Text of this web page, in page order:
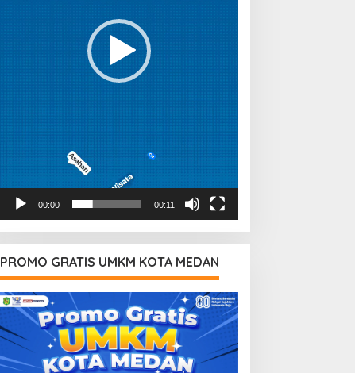
00:00 00:11
PROMO GRATIS UMKM KOTA MEDAN